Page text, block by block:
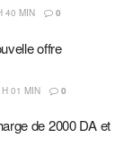
40 MIN 0
offre
01 MIN 0
de 2000 DA et